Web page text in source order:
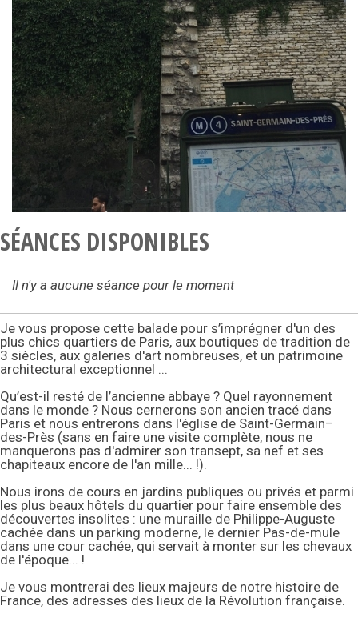
SÉANCES DISPONIBLES
Il n'y a aucune séance pour le moment
Je vous propose cette balade pour s’imprégner d'un des
plus chics quartiers de Paris, aux boutiques de tradition de
3 siècles, aux galeries d'art nombreuses, et un patrimoine
architectural exceptionnel ...
Qu’est-il resté de l’ancienne abbaye ? Quel rayonnement
dans le monde ? Nous cernerons son ancien tracé dans
Paris et nous entrerons dans l'église de Saint-Germain–
des-Près (sans en faire une visite complète, nous ne
manquerons pas d'admirer son transept, sa nef et ses
chapiteaux encore de l'an mille... !).
Nous irons de cours en jardins publiques ou privés et parmi
les plus beaux hôtels du quartier pour faire ensemble des
découvertes insolites : une muraille de Philippe-Auguste
cachée dans un parking moderne, le dernier Pas-de-mule
dans une cour cachée, qui servait à monter sur les chevaux
de l'époque... !
Je vous montrerai des lieux majeurs de notre histoire de
France, des adresses des lieux de la Révolution française.